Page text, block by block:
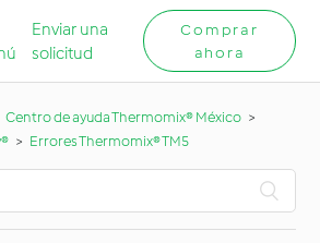
Enviar una
solicitud
Comprar
ahora
Centro de ayuda Thermomix® México
Errores Thermomix® TM5